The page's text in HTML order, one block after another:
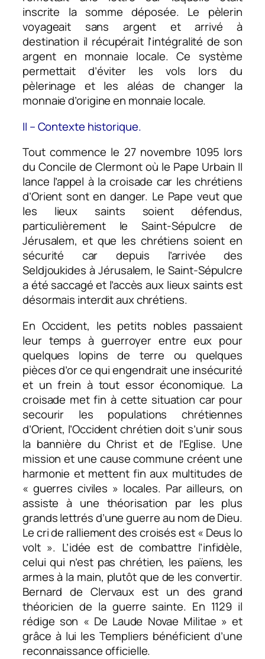
inscrite la somme déposée. Le pèlerin
voyageait sans argent et arrivé à
destination il récupérait l’intégralité de son
argent en monnaie locale. Ce système
permettait d’éviter les vols lors du
pèlerinage et les aléas de changer la
monnaie d’origine en monnaie locale.
II – Contexte historique.
Tout commence le 27 novembre 1095 lors
du Concile de Clermont où le Pape Urbain II
lance l’appel à la croisade car les chrétiens
d’Orient sont en danger. Le Pape veut que
les lieux saints soient défendus,
particulièrement le Saint-Sépulcre de
Jérusalem, et que les chrétiens soient en
sécurité car depuis l’arrivée des
Seldjoukides à Jérusalem, le Saint-Sépulcre
a été saccagé et l’accès aux lieux saints est
désormais interdit aux chrétiens.
En Occident, les petits nobles passaient
leur temps à guerroyer entre eux pour
quelques lopins de terre ou quelques
pièces d’or ce qui engendrait une insécurité
et un frein à tout essor économique. La
croisade met fin à cette situation car pour
secourir les populations chrétiennes
d’Orient, l’Occident chrétien doit s’unir sous
la bannière du Christ et de l’Eglise. Une
mission et une cause commune créent une
harmonie et mettent fin aux multitudes de
« guerres civiles » locales. Par ailleurs, on
assiste à une théorisation par les plus
grands lettrés d’une guerre au nom de Dieu.
Le cri de ralliement des croisés est « Deus lo
volt ». L’idée est de combattre l’infidèle,
celui qui n’est pas chrétien, les païens, les
armes à la main, plutôt que de les convertir.
Bernard de Clervaux est un des grand
théoricien de la guerre sainte. En 1129 il
rédige son « De Laude Novae Militae » et
grâce à lui les Templiers bénéficient d’une
reconnaissance officielle.